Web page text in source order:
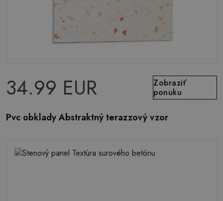
34.99 EUR
Zobraziť
ponuku
Pvc obklady Abstraktný terazzový vzor